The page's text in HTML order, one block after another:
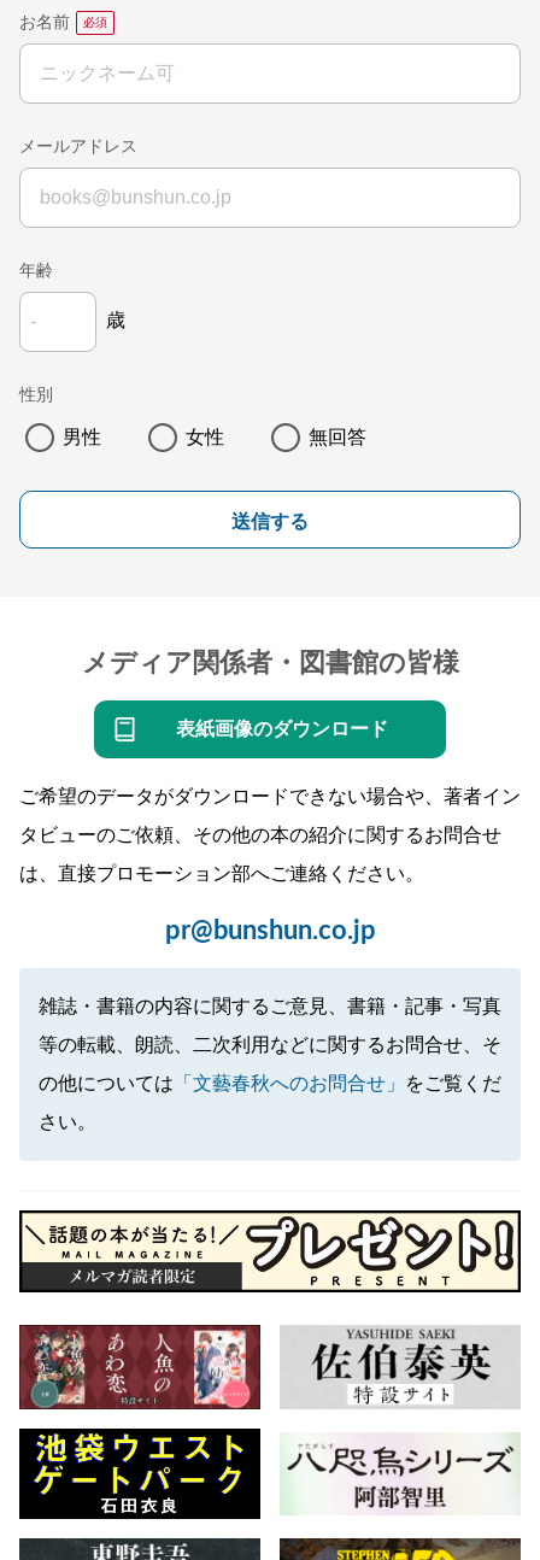
お名前
メールアドレス
年齢
歳
性別
男性 女性 無回答
送信する
メディア関係者・図書館の皆様
表紙画像のダウンロード
ご希望のデータがダウンロードできない場合や、著者イン
タビューのご依頼、その他の本の紹介に関するお問合せ
は、直接プロモーション部へご連絡ください。
pr@bunshun.co.jp
雑誌・書籍の内容に関するご意見、書籍・記事・写真
等の転載、朗読、二次利用などに関するお問合せ、そ
の他については 「文藝春秋へのお問合せ」
をご覧くだ
さい。